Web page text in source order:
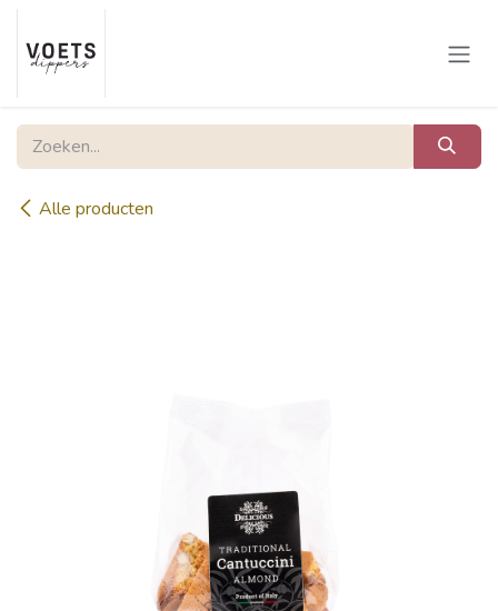
Overslaan naar inhoud
Alle producten